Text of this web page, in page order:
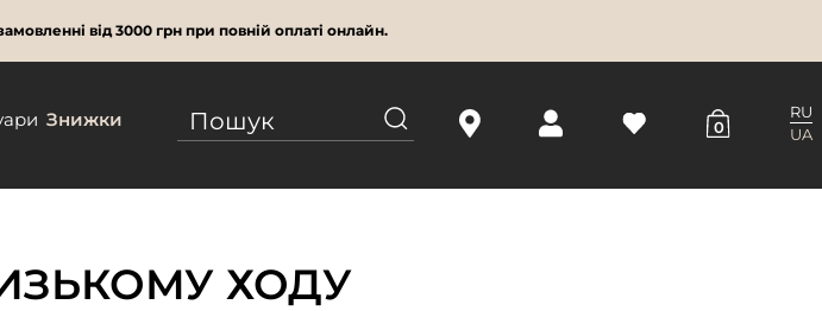
від 3000 грн при повній оплаті онлайн.
Знижки 0
RU
UA
ХОДУ